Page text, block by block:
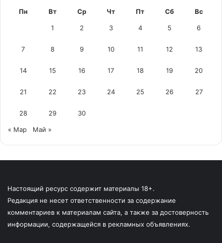
Пн Вт Ср Чт Пт Сб Вс
1 2 3 4 5 6
7 8 9 10 11 12 13
14 15 16 17 18 19 20
21 22 23 24 25 26 27
28 29 30
« Мар Май »
Настоящий ресурс содержит материалы 18+.
Редакция не несет ответственности за содержание
комментариев к материалам сайта, а также за достоверность
информации, содержащейся в рекламных объявлениях.